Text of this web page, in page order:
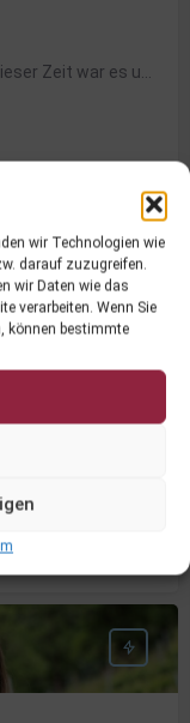
wir Technologien wie
darauf zuzugreifen.
wir Daten wie das
verarbeiten. Wenn Sie
können bestimmte
Auf dem Gebiet wird bereits seit 20 Jahren Wein angebaut. Der eigentliche Grundstein für Weinanbau in großem…